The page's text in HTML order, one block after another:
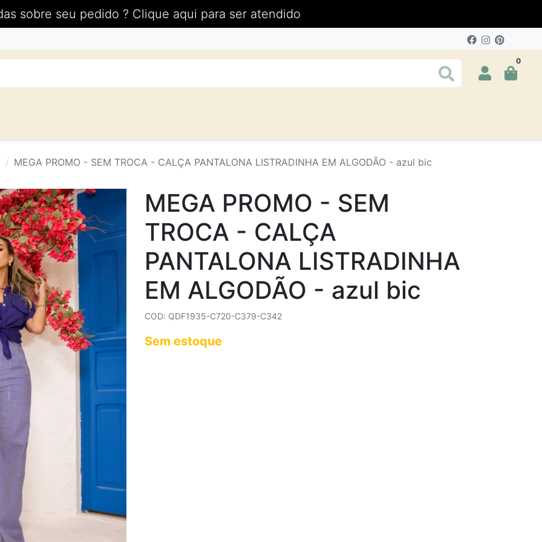
sobre seu pedido ? Clique aqui para ser atendido
0
MEGA PROMO - SEM TROCA - CALÇA PANTALONA LISTRADINHA EM ALGODÃO - azul bic
MEGA PROMO - SEM
TROCA - CALÇA
PANTALONA LISTRADINHA
EM ALGODÃO - azul bic
COD: QDF1935-C720-C379-C342
Sem estoque